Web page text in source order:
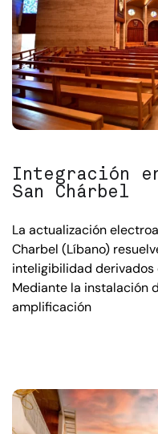
Integración
San Chárbel
La actualización
Charbel (Líbano)
inteligibilidad derivados
Mediante la instalación
amplificación